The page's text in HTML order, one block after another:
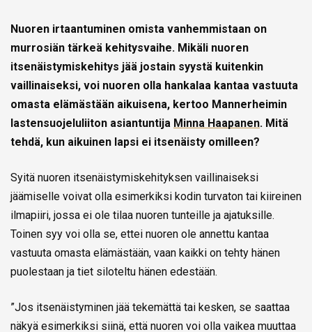
Nuoren irtaantuminen omista vanhemmistaan on
murrosiän tärkeä kehitysvaihe. Mikäli nuoren
itsenäistymiskehitys jää jostain syystä kuitenkin
vaillinaiseksi, voi nuoren olla hankalaa kantaa vastuuta
omasta elämästään aikuisena, kertoo Mannerheimin
lastensuojeluliiton asiantuntija Minna Haapanen. Mitä
tehdä, kun aikuinen lapsi ei itsenäisty omilleen?
Syitä nuoren itsenäistymiskehityksen vaillinaiseksi
jäämiselle voivat olla esimerkiksi kodin turvaton tai kiireinen
ilmapiiri, jossa ei ole tilaa nuoren tunteille ja ajatuksille.
Toinen syy voi olla se, ettei nuoren ole annettu kantaa
vastuuta omasta elämästään, vaan kaikki on tehty hänen
puolestaan ja tiet siloteltu hänen edestään.
”Jos itsenäistyminen jää tekemättä tai kesken, se saattaa
näkyä esimerkiksi siinä, että nuoren voi olla vaikea muuttaa